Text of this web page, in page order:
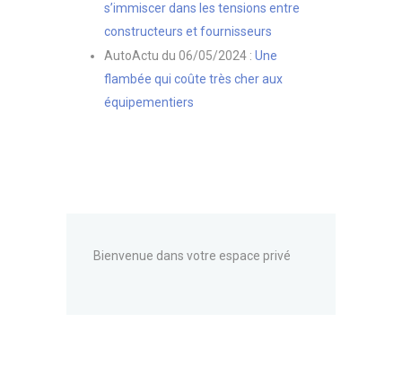
s’immiscer dans les tensions entre
constructeurs et fournisseurs
AutoActu du 06/05/2024 : Une
flambée qui coûte très cher aux
équipementiers
Bienvenue dans votre espace privé